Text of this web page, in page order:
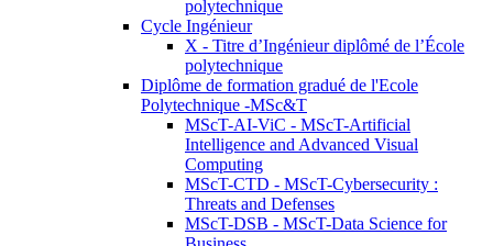
polytechnique
Cycle Ingénieur
X - Titre d’Ingénieur diplômé de l’École
polytechnique
Diplôme de formation gradué de l'Ecole
Polytechnique -MSc&T
MScT-AI-ViC - MScT-Artificial
Intelligence and Advanced Visual
Computing
MScT-CTD - MScT-Cybersecurity :
Threats and Defenses
MScT-DSB - MScT-Data Science for